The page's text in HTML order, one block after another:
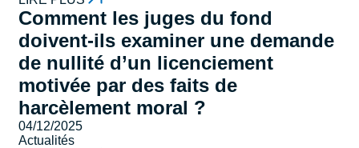
Comment les juges du fond
doivent-ils examiner une demande
de nullité d’un licenciement
motivée par des faits de
harcèlement moral ?
04/12/2025
Actualités